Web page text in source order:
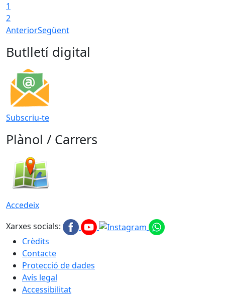
1
2
AnteriorSegüent
Butlletí digital
Subscriu-te
Plànol / Carrers
Accedeix
Xarxes socials:
Crèdits
Contacte
Protecció de dades
Avís legal
Accessibilitat